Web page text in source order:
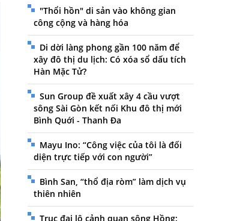
"Thổi hồn" di sản vào không gian
công cộng và hàng hóa
Di dời làng phong gần 100 năm để
xây đô thị du lịch: Có xóa sổ dấu tích
Hàn Mặc Tử?
Sun Group đề xuất xây 4 cầu vượt
sông Sài Gòn kết nối Khu đô thị mới
Bình Quới - Thanh Đa
Mayu Ino: “Công việc của tôi là đối
diện trực tiếp với con người”
Bình San, “thổ địa ròm” làm dịch vụ
thiên nhiên
Trục đại lộ cảnh quan sông Hồng: